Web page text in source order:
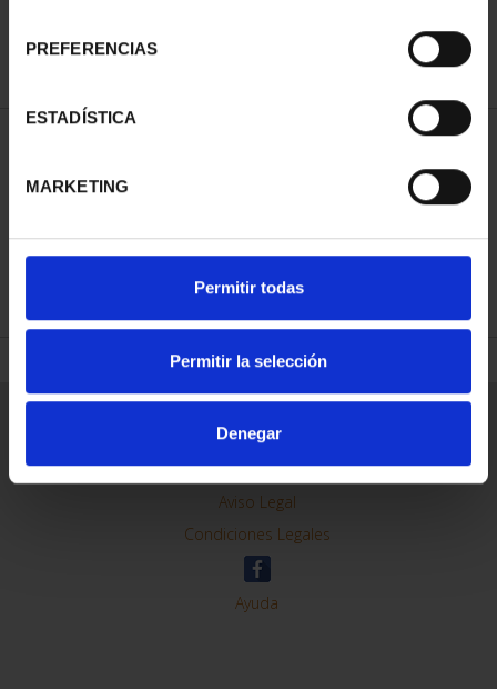
PREFERENCIAS
ESTADÍSTICA
MARKETING
Permitir todas
Permitir la selección
Denegar
REFINAR
Contacto
Preguntas Frequentes (FAQs)
Aviso Legal
Condiciones Legales
Ayuda